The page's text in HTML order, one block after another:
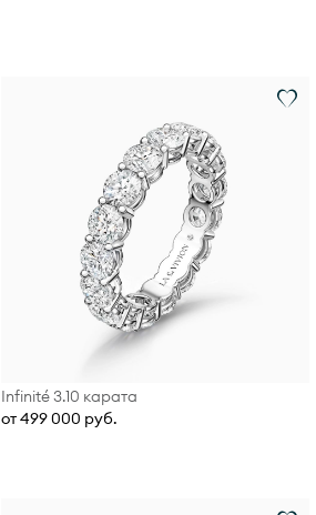
Infinité 3.10 карата
от 499 000 руб.